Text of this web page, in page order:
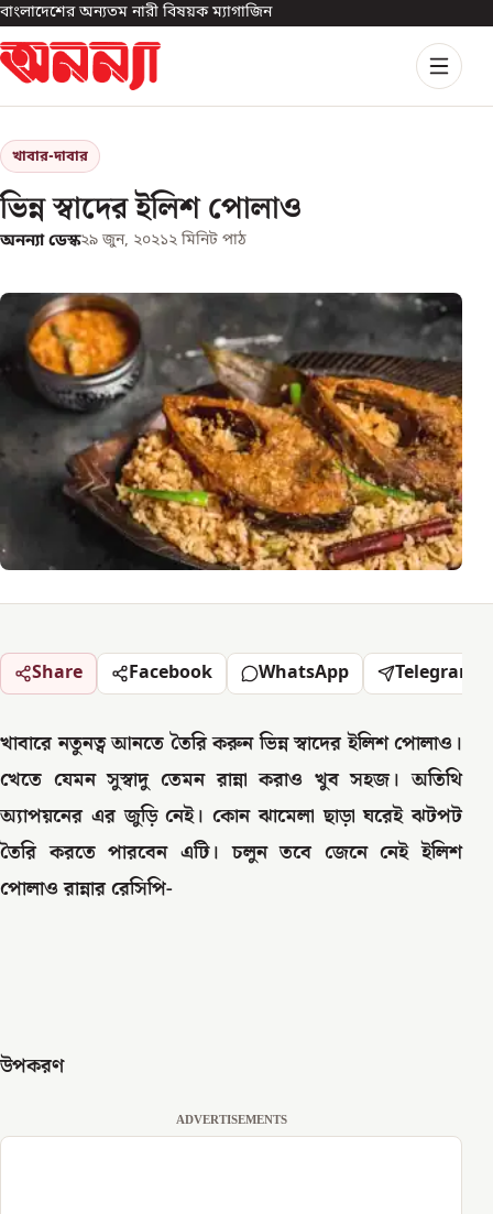
বাংলাদেশের অন্যতম নারী বিষয়ক ম্যাগাজিন
খাবার-দাবার
ভিন্ন স্বাদের ইলিশ পোলাও
অনন্যা ডেস্ক২৯ জুন, ২০২১২ মিনিট পাঠ
Share Facebook WhatsApp Telegram
খাবারে নতুনত্ব আনতে তৈরি করুন ভিন্ন স্বাদের ইলিশ পোলাও।
খেতে যেমন সুস্বাদু তেমন রান্না করাও খুব সহজ। অতিথি
অ্যাপয়নের এর জুড়ি নেই। কোন ঝামেলা ছাড়া ঘরেই ঝটপট
তৈরি করতে পারবেন এটি। চলুন তবে জেনে নেই ইলিশ
পোলাও রান্নার রেসিপি-
উপকরণ
ADVERTISEMENTS